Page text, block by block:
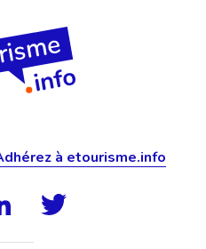
à etourisme.info